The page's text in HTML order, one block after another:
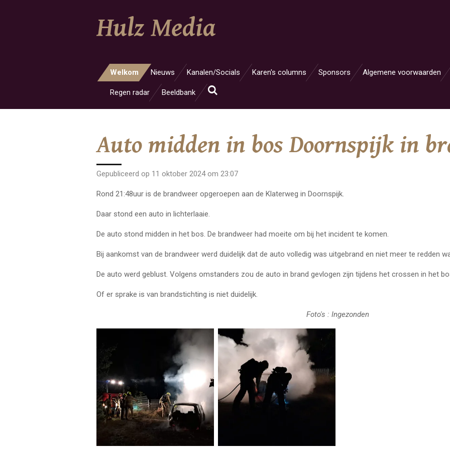
Hulz Media
Welkom Nieuws Kanalen/Socials Karen's columns Sponsors Algemene voorwaarden
Regen radar Beeldbank
Auto midden in bos Doornspijk in
Gepubliceerd op 11 oktober 2024 om 23:07
Rond 21:48uur is de brandweer opgeroepen aan de Klaterweg in Doornspijk.
Daar stond een auto in lichterlaaie.
De auto stond midden in het bos. De brandweer had moeite om bij het incident te komen.
Bij aankomst van de brandweer werd duidelijk dat de auto volledig was uitgebrand en niet meer te redden
De auto werd geblust. Volgens omstanders zou de auto in brand gevlogen zijn tijdens het crossen in het
Of er sprake is van brandstichting is niet duidelijk.
Foto's : Ingezonden